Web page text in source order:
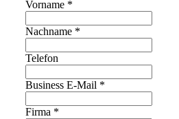
Vorname *
Nachname *
Telefon
Business E-Mail *
Firma *